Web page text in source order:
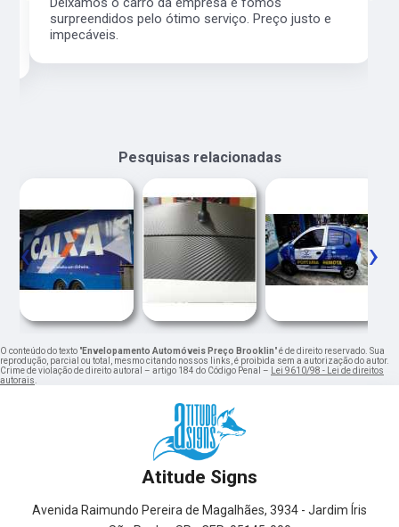
surpreendidos pelo ótimo serviço. Preço justo e
impecáveis.
Pesquisas relacionadas
‹ ›
O conteúdo do texto "Envelopamento Automóveis Preço Brooklin" é de direito reservado. Sua
reprodução, parcial ou total, mesmo citando nossos links, é proibida sem a autorização do autor.
Crime de violação de direito autoral – artigo 184 do Código Penal –
Lei 9610/98 - Lei de direitos
autorais
Atitude Signs
Avenida Raimundo Pereira de Magalhães, 3934 - Jardim Íris